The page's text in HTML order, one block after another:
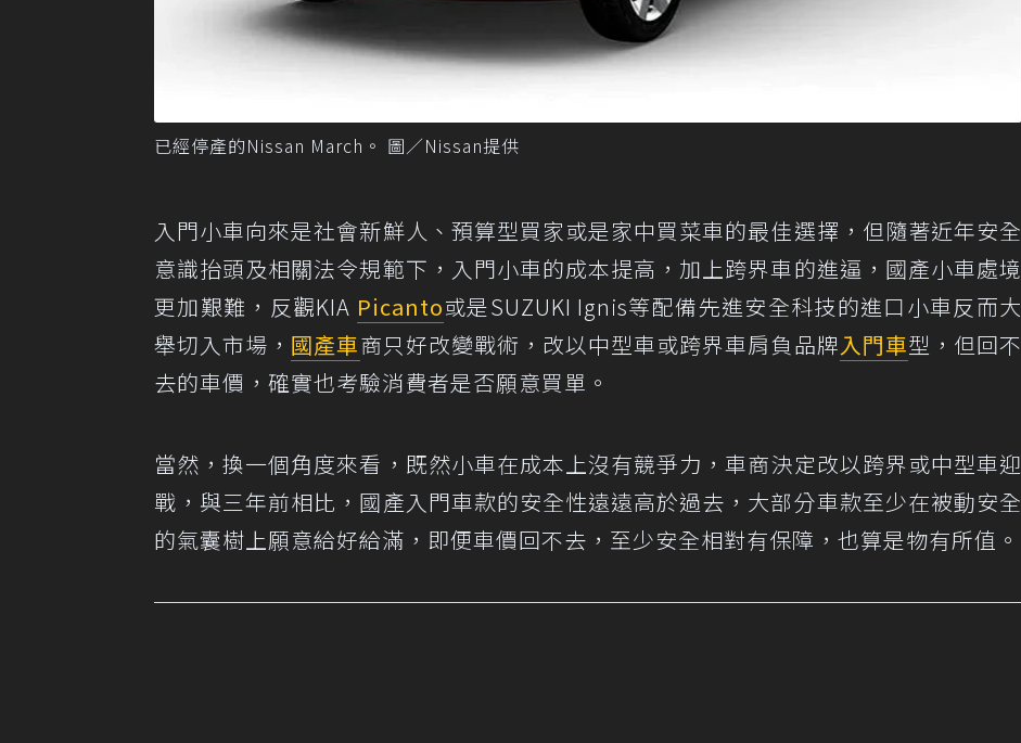
已經停產的Nissan March。 圖／Nissan提供
入門小車向來是社會新鮮人、預算型買家或是家中買菜車的最佳選擇，但隨著近年安全
意識抬頭及相關法令規範下，入門小車的成本提高，加上跨界車的進逼，國產小車處境
更加艱難，反觀KIA Picanto或是SUZUKI Ignis等配備先進安全科技的進口小車反而大
舉切入市場， 國產車商只好改變戰術，改以中型車或跨界車肩負品牌入門車型，但回不
去的車價，確實也考驗消費者是否願意買單。
當然，換一個角度來看，既然小車在成本上沒有競爭力，車商決定改以跨界或中型車迎
戰，與三年前相比，國產入門車款的安全性遠遠高於過去，大部分車款至少在被動安全
的氣囊樹上願意給好給滿，即便車價回不去，至少安全相對有保障，也算是物有所值。